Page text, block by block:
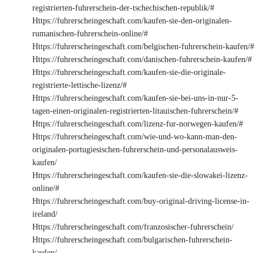
registrierten-fuhrerschein-der-tschechischen-republik/#
Https://fuhrerscheingeschaft.com/kaufen-sie-den-originalen-
rumanischen-fuhrerschein-online/#
Https://fuhrerscheingeschaft.com/belgischen-fuhrerschein-kaufen/#
Https://fuhrerscheingeschaft.com/danischen-fuhrerschein-kaufen/#
Https://fuhrerscheingeschaft.com/kaufen-sie-die-originale-
registrierte-lettische-lizenz/#
Https://fuhrerscheingeschaft.com/kaufen-sie-bei-uns-in-nur-5-
tagen-einen-originalen-registrierten-litauischen-fuhrerschein/#
Https://fuhrerscheingeschaft.com/lizenz-fur-norwegen-kaufen/#
Https://fuhrerscheingeschaft.com/wie-und-wo-kann-man-den-
originalen-portugiesischen-fuhrerschein-und-personalausweis-
kaufen/
Https://fuhrerscheingeschaft.com/kaufen-sie-die-slowakei-lizenz-
online/#
Https://fuhrerscheingeschaft.com/buy-original-driving-license-in-
ireland/
Https://fuhrerscheingeschaft.com/franzosischer-fuhrerschein/
Https://fuhrerscheingeschaft.com/bulgarischen-fuhrerschein-